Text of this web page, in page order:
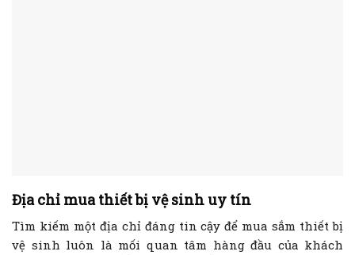
Địa chỉ mua thiết bị vệ sinh uy tín
Tìm kiếm một địa chỉ đáng tin cậy để mua sắm thiết bị
vệ sinh luôn là mối quan tâm hàng đầu của khách